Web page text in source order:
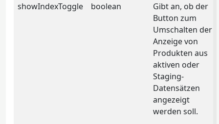
showIndexToggle
boolean
Gibt an, ob der
Button zum
Umschalten der
Anzeige von
Produkten aus
aktiven oder
Staging-
Datensätzen
angezeigt
werden soll.